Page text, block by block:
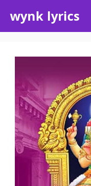
content
wynk lyrics